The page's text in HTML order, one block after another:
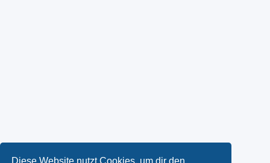
Diese Website nutzt Cookies, um dir den